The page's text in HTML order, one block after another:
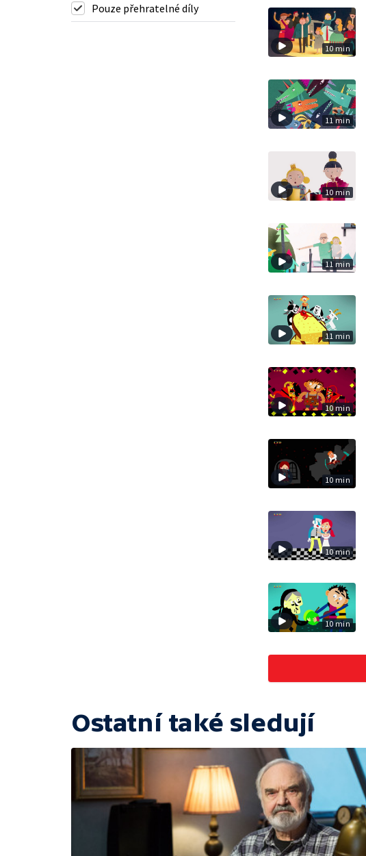
Pouze přehratelné díly
10 min
11 min
10 min
11 min
11 min
10 min
10 min
10 min
10 min
Ostatní také sledují